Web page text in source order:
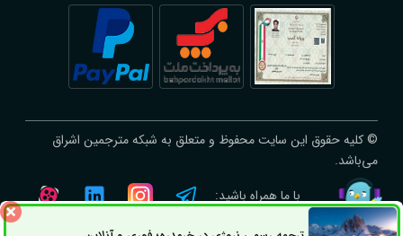
© کلیه حقوق این سایت محفوظ و متعلق به شبکه مترجمین اشراق
می‌باشد.
با ما همراه باشید: